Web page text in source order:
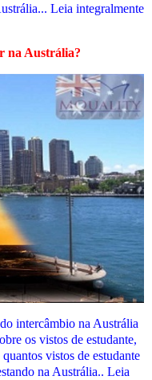
Leia integralmente
na Austrália?
intercâmbio na Austrália
os vistos de estudante,
vistos de estudante
na Austrália.. Leia